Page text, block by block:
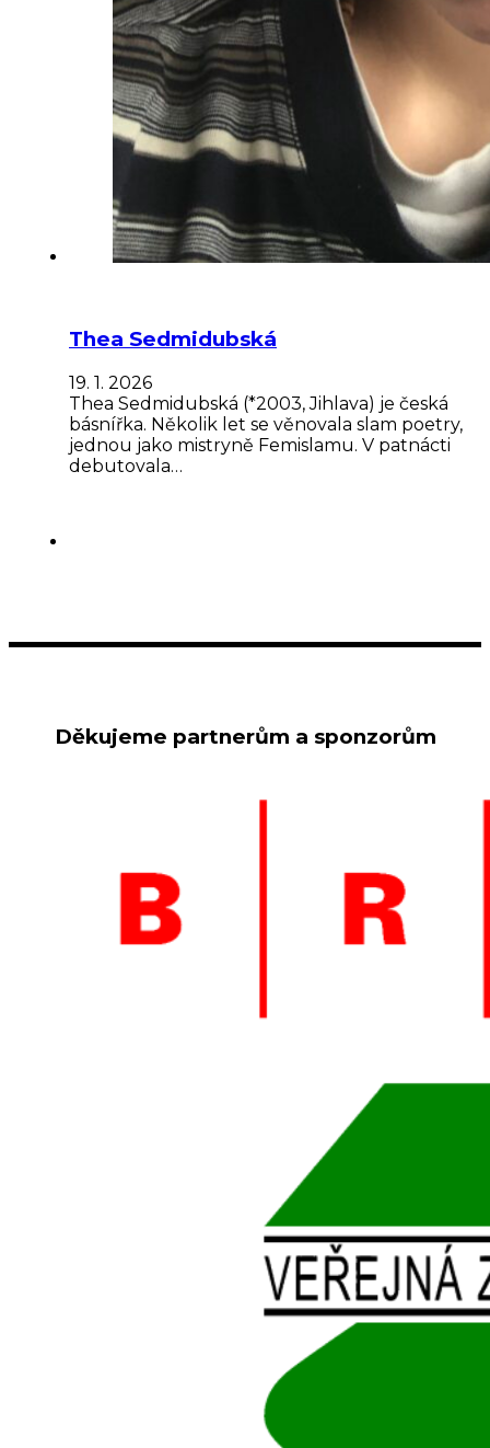
Thea Sedmidubská
19. 1. 2026
Thea Sedmidubská (*2003, Jihlava) je česká
básnířka. Několik let se věnovala slam poetry,
jednou jako mistryně Femislamu. V patnácti
debutovala…
Děkujeme partnerům a sponzorům